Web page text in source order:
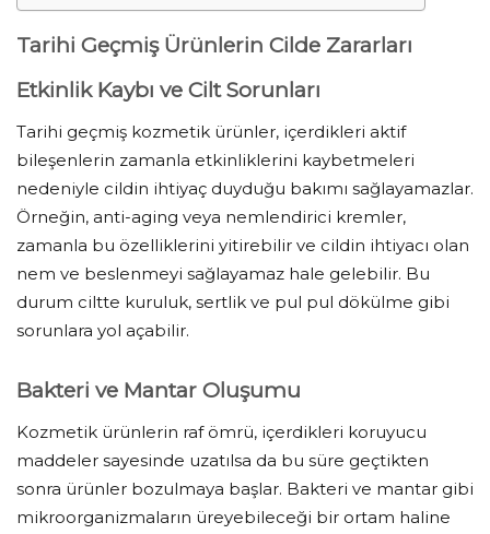
Tarihi Geçmiş Ürünlerin Cilde Zararları
Etkinlik Kaybı ve Cilt Sorunları
Tarihi geçmiş kozmetik ürünler, içerdikleri aktif
bileşenlerin zamanla etkinliklerini kaybetmeleri
nedeniyle cildin ihtiyaç duyduğu bakımı sağlayamazlar.
Örneğin, anti-aging veya nemlendirici kremler,
zamanla bu özelliklerini yitirebilir ve cildin ihtiyacı olan
nem ve beslenmeyi sağlayamaz hale gelebilir. Bu
durum ciltte kuruluk, sertlik ve pul pul dökülme gibi
sorunlara yol açabilir.
Bakteri ve Mantar Oluşumu
Kozmetik ürünlerin raf ömrü, içerdikleri koruyucu
maddeler sayesinde uzatılsa da bu süre geçtikten
sonra ürünler bozulmaya başlar. Bakteri ve mantar gibi
mikroorganizmaların üreyebileceği bir ortam haline